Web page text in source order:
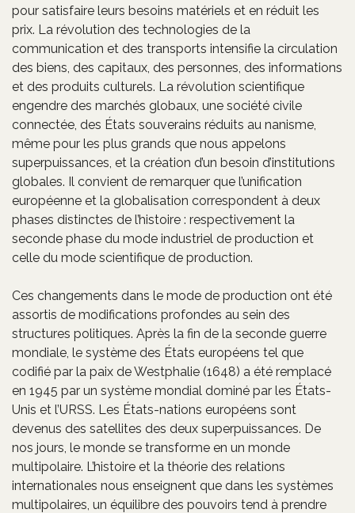
pour satisfaire leurs besoins matériels et en réduit les
prix. La révolution des technologies de la
communication et des transports intensifie la circulation
des biens, des capitaux, des personnes, des informations
et des produits culturels. La révolution scientifique
engendre des marchés globaux, une société civile
connectée, des États souverains réduits au nanisme,
même pour les plus grands que nous appelons
superpuissances, et la création d’un besoin d’institutions
globales. Il convient de remarquer que l’unification
européenne et la globalisation correspondent à deux
phases distinctes de l’histoire : respectivement la
seconde phase du mode industriel de production et
celle du mode scientifique de production.
Ces changements dans le mode de production ont été
assortis de modifications profondes au sein des
structures politiques. Après la fin de la seconde guerre
mondiale, le système des États européens tel que
codifié par la paix de Westphalie (1648) a été remplacé
en 1945 par un système mondial dominé par les États-
Unis et l’URSS. Les États-nations européens sont
devenus des satellites des deux superpuissances. De
nos jours, le monde se transforme en un monde
multipolaire. L’histoire et la théorie des relations
internationales nous enseignent que dans les systèmes
multipolaires, un équilibre des pouvoirs tend à prendre